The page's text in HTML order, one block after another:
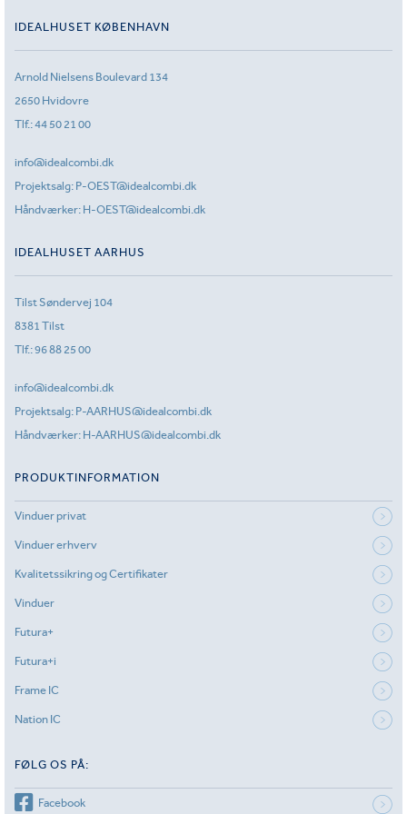
IDEALHUSET KØBENHAVN
Arnold Nielsens Boulevard 134
2650 Hvidovre
Tlf.:44 50 21 00
info@idealcombi.dk
Projektsalg: P-OEST@idealcombi.dk
Håndværker: H-OEST@idealcombi.dk
IDEALHUSET AARHUS
Tilst Søndervej 104
8381 Tilst
Tlf.:96 88 25 00
info@idealcombi.dk
Projektsalg: P-AARHUS@idealcombi.dk
Håndværker: H-AARHUS@idealcombi.dk
PRODUKTINFORMATION
Vinduer privat
Vinduer erhverv
Kvalitetssikring og Certifikater
Vinduer
Futura+
Futura+i
Frame IC
Nation IC
FØLG OS PÅ:
Facebook